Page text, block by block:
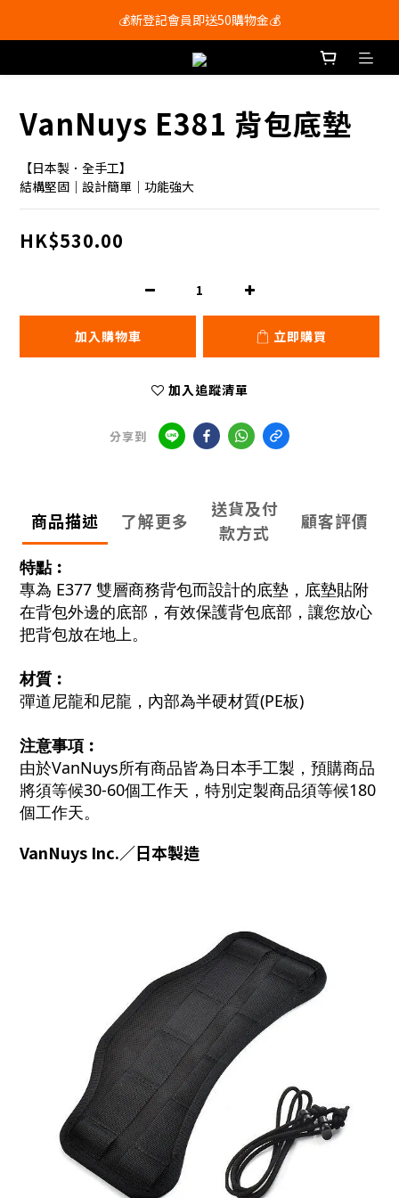
會員尊享購物滿$250即享免運費🚚
💰新登記會員即送50購物金💰
會員尊享購物滿$250即享免運費🚚
VanNuys E381 背包底墊
【日本製．全手工】
結構堅固｜設計簡單｜功能強大
HK$530.00
加入購物車 立即購買
加入追蹤清單
分享到
商品描述 了解更多
送貨及付
款方式
顧客評價
特點︰
專為 E377 雙層商務背包而設計的底墊，底墊貼附
在背包外邊的底部，有效保護背包底部，讓您放心
把背包放在地上。
材質︰
彈道尼龍和尼龍，內部為半硬材質(PE板)
注意事項︰
由於VanNuys所有商品皆為日本手工製，預購商品
將須等候30-60個工作天，特別定製商品須等候180
個工作天。
VanNuys Inc.／日本製造